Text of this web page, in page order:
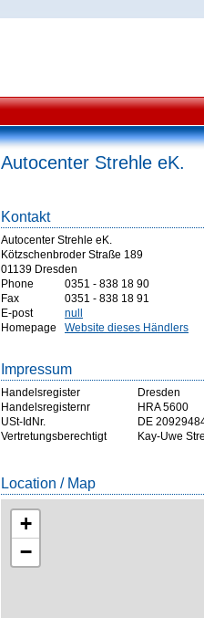
Autocenter Strehle eK.
Kontakt
Autocenter Strehle eK.
Kötzschenbroder Straße 189
01139 Dresden
Phone
0351 - 838 18 90
Fax
0351 - 838 18 91
E-post
null
Homepage
Website dieses Händlers
Impressum
Handelsregister
Dresden
Handelsregisternr
HRA 5600
USt-IdNr.
DE
Vertretungsberechtigt
Kay-Uwe
Location / Map
+
−